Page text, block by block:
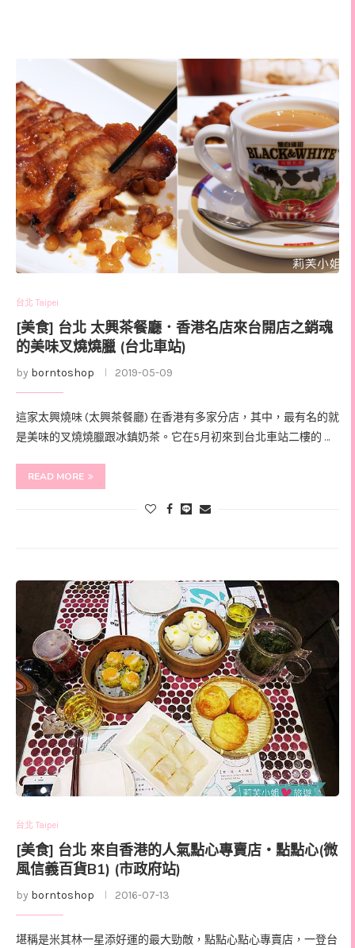
台北 Taipei
[美食] 台北 太興茶餐廳．香港名店來台開店之銷魂
的美味叉燒燒臘 (台北車站)
by borntoshop 2019-05-09
這家太興燒味 (太興茶餐廳) 在香港有多家分店，其中，最有名的就
是美味的叉燒燒臘跟冰鎮奶茶。它在5月初來到台北車站二樓的 …
READ MORE
台北 Taipei
[美食] 台北 來自香港的人氣點心專賣店‧點點心(微
風信義百貨B1) (市政府站)
by borntoshop 2016-07-13
堪稱是米其林一星添好運的最大勁敵，點點心點心專賣店，一登台